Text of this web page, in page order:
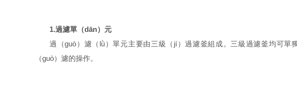
1.過濾單（dān）元
過（guò）濾（lǜ）單元主要由三級（jí）過濾釜組成。三級過濾釜均可
（guò）濾的操作。